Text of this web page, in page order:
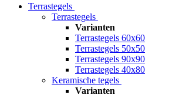
Terrastegels
Terrastegels
Varianten
Terrastegels 60x60
Terrastegels 50x50
Terrastegels 90x90
Terrastegels 40x80
Keramische tegels
Varianten